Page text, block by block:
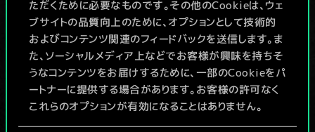
ただくために必要なものです。その他のCookieは、ウェ
ブサイトの品質向上のために、オプションとして技術的
およびコンテンツ関連のフィードバックを送信します。ま
た、ソーシャルメディア上などでお客様が興味を持ちそ
うなコンテンツをお届けするために、一部のCookieをパ
ートナーに提供する場合があります。お客様の許可なく
これらのオプションが有効になることはありません。
7 5 氷の巨人 x2
4 5 セイレーン x2
4 5 魔女見習い x2
3 5 ハーピーの卵